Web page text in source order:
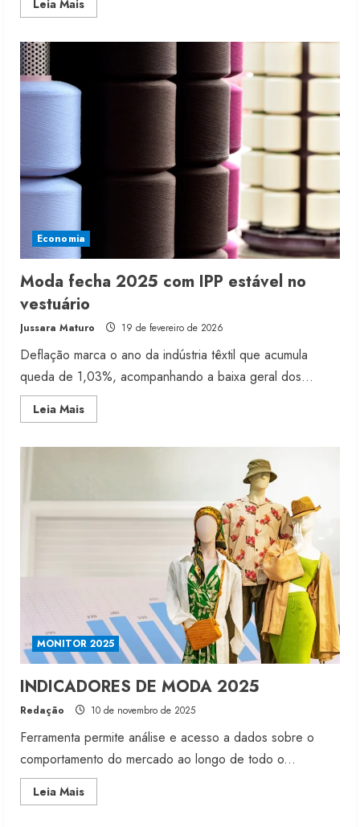
Leia MaisRead
more
Economia
Moda fecha 2025 com IPP estável no
vestuário
Jussara Maturo 19 de fevereiro de 2026
Deflação marca o ano da indústria têxtil que acumula
queda de 1,03%, acompanhando a baixa geral dos...
Leia MaisRead
more
estável
vestuário
MONITOR 2025
INDICADORES DE MODA 2025
Redação 10 de novembro de 2025
Ferramenta permite análise e acesso a dados sobre o
comportamento do mercado ao longo de todo o...
Leia MaisRead
more